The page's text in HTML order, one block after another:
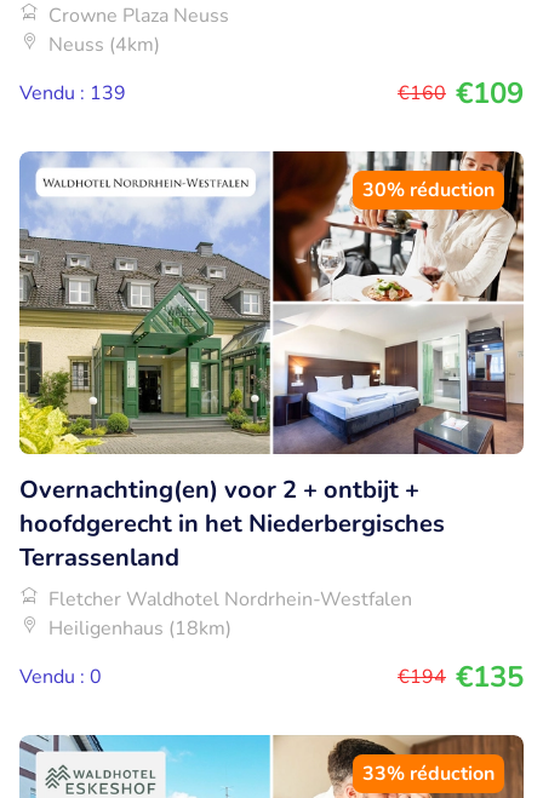
Crowne Plaza Neuss
Neuss (4km)
Vendu : 139
€160 €109
30% réduction
Overnachting(en) voor 2 + ontbijt +
hoofdgerecht in het Niederbergisches
Terrassenland
Fletcher Waldhotel Nordrhein-Westfalen
Heiligenhaus (18km)
Vendu : 0
€194 €135
33% réduction